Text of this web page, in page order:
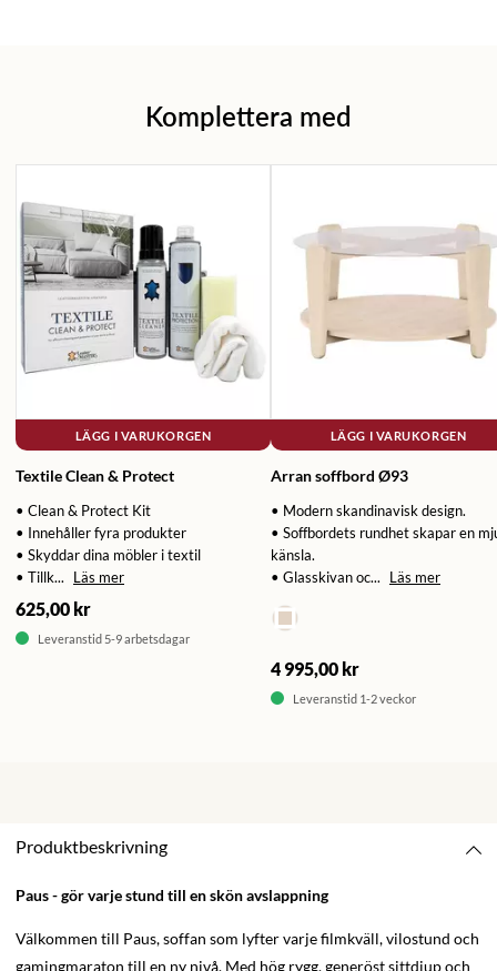
Komplettera med
LÄGG I VARUKORGEN
Textile Clean & Protect
• Clean & Protect Kit
• Innehåller fyra produkter
• Skyddar dina möbler i textil
• Tillk...
Läs mer
625,00 kr
Leveranstid 5-9 arbetsdagar
LÄGG I VARUKORGEN
Arran soffbord Ø93
• Modern skandinavisk design.
• Soffbordets rundhet skapar en
känsla.
• Glasskivan oc...
Läs mer
4 995,00 kr
Leveranstid 1-2 veckor
Produktbeskrivning
Paus - gör varje stund till en skön avslappning
Välkommen till Paus, soffan som lyfter varje filmkväll, vilostund och
gamingmaraton till en ny nivå. Med hög rygg, generöst sittdjup och